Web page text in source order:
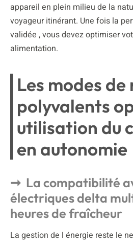
appareil en plein milieu de la
voyageur itinérant. Une fois la
validée , vous devez optimiser
alimentation.
Les modes
polyvalents
utilisation du
en autonomie
La compatibilité
électriques delta
heures de fraîcheur
La gestion de l énergie reste le